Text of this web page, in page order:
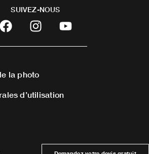
SUIVEZ-NOUS
F
a
c
b
o
o
I
n
s
a
g
r
Y
o
u
la photo
d’utilisation